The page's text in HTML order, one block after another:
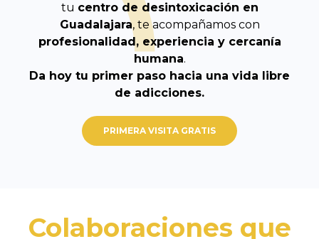
tu centro de desintoxicación en
Guadalajara, te acompañamos con
profesionalidad, experiencia y cercanía
humana.
Da hoy tu primer paso hacia una vida libre
de adicciones.
PRIMERA VISITA GRATIS
Colaboraciones que